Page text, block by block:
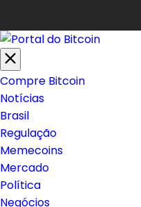
Compre Bitcoin
Notícias
Brasil
Regulação
Memecoins
Mercado
Política
Negócios